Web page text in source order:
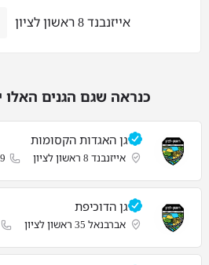
אייזנבנד 8 ראשון לציון
כנראה שגם הגנים האלו
גן האגדות הקסומות
אייזנבנד 8 ראשון לציון
גן הדוכיפת
אברבנאל 35 ראשון לציון